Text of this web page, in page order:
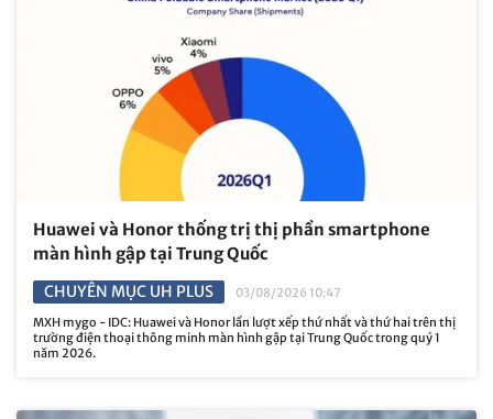
Huawei và Honor thống trị thị phần smartphone
màn hình gập tại Trung Quốc
CHUYÊN MỤC UH PLUS
03/08/2026 10:47
MXH mygo - IDC: Huawei và Honor lần lượt xếp thứ nhất và thứ hai trên thị
trường điện thoại thông minh màn hình gập tại Trung Quốc trong quý 1
năm 2026.